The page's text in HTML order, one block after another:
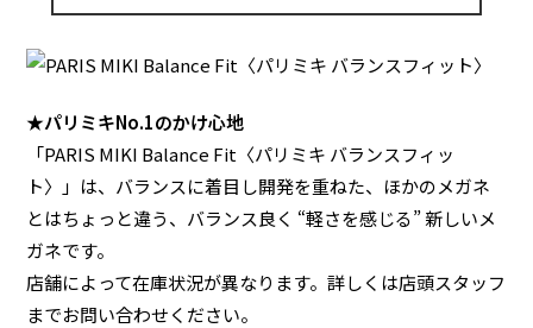
★パリミキNo.1のかけ心地
「PARIS MIKI Balance Fit〈パリミキ バランスフィッ
ト〉」は、バランスに着目し開発を重ねた、ほかのメガネ
とはちょっと違う、バランス良く “軽さを感じる” 新しいメ
ガネです。
店舗によって在庫状況が異なります。詳しくは店頭スタッフ
までお問い合わせください。